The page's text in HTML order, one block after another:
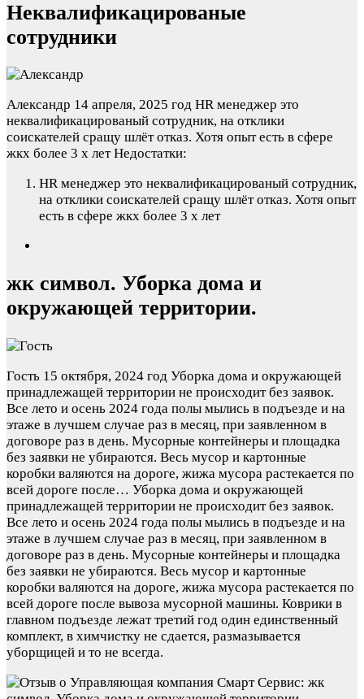
Неквалификацированые
сотрудники
Александр 14 апреля, 2025 год HR менеджер это
неквалификацированый сотрудник, на отклики
соискателей сращу шлёт отказ. Хотя опыт есть в сфере
жкх более 3 х летНедостатки:
HR менеджер это неквалификацированый сотрудник,
на отклики соискателей сращу шлёт отказ. Хотя опыт
есть в сфере жкх более 3 х лет
жк символ. Уборка дома и
окружающей территории.
Гость 15 октября, 2024 год Уборка дома и окружающей
принадлежащей территории не происходит без заявок.
Все лето и осень 2024 года полы мылись в подъезде и на
этаже в лучшем случае раз в месяц, при заявленном в
договоре раз в день. Мусорные контейнеры и площадка
без заявки не убираются. Весь мусор и картонные
коробки валяются на дороге, жижа мусора растекается по
всей дороге после… Уборка дома и окружающей
принадлежащей территории не происходит без заявок.
Все лето и осень 2024 года полы мылись в подъезде и на
этаже в лучшем случае раз в месяц, при заявленном в
договоре раз в день. Мусорные контейнеры и площадка
без заявки не убираются. Весь мусор и картонные
коробки валяются на дороге, жижа мусора растекается по
всей дороге после вывоза мусорной машины. Коврики в
главном подъезде лежат третий год один единственный
комплект, в химчистку не сдается, размазывается
уборщицей и то не всегда.